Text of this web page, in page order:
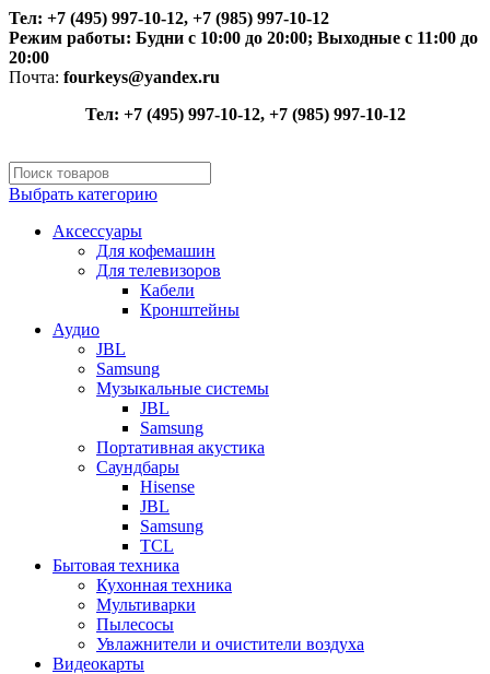
Тел: +7 (495) 997-10-12, +7 (985) 997-10-12
Режим работы: Будни с 10:00 до 20:00; Выходные с 11:00 до
20:00
Почта: fourkeys@yandex.ru
Тел: +7 (495) 997-10-12, +7 (985) 997-10-12
Выбрать категорию
Аксессуары
Для кофемашин
Для телевизоров
Кабели
Кронштейны
Аудио
JBL
Samsung
Музыкальные системы
JBL
Samsung
Портативная акустика
Саундбары
Hisense
JBL
Samsung
TCL
Бытовая техника
Кухонная техника
Мультиварки
Пылесосы
Увлажнители и очистители воздуха
Видеокарты